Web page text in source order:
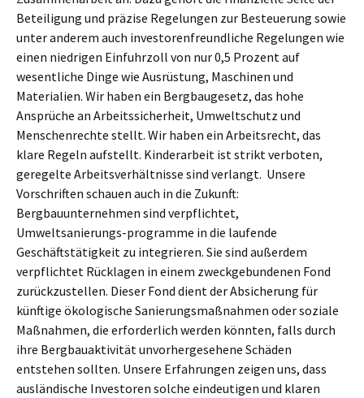
Beteiligung und präzise Regelungen zur Besteuerung sowie
unter anderem auch investorenfreundliche Regelungen wie
einen niedrigen Einfuhrzoll von nur 0,5 Prozent auf
wesentliche Dinge wie Ausrüstung, Maschinen und
Materialien. Wir haben ein Bergbaugesetz, das hohe
Ansprüche an Arbeitssicherheit, Umweltschutz und
Menschenrechte stellt. Wir haben ein Arbeitsrecht, das
klare Regeln aufstellt. Kinderarbeit ist strikt verboten,
geregelte Arbeitsverhältnisse sind verlangt. Unsere
Vorschriften schauen auch in die Zukunft:
Bergbauunternehmen sind verpflichtet,
Umweltsanierungs-programme in die laufende
Geschäftstätigkeit zu integrieren. Sie sind außerdem
verpflichtet Rücklagen in einem zweckgebundenen Fond
zurückzustellen. Dieser Fond dient der Absicherung für
künftige ökologische Sanierungsmaßnahmen oder soziale
Maßnahmen, die erforderlich werden könnten, falls durch
ihre Bergbauaktivität unvorhergesehene Schäden
entstehen sollten. Unsere Erfahrungen zeigen uns, dass
ausländische Investoren solche eindeutigen und klaren